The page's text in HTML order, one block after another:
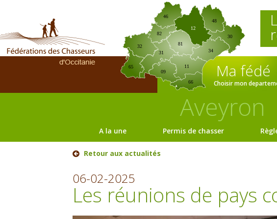
09
12
30
31
32
34
46
65
66
81
82
11
48
Ma fédé
Choisir mon
Aveyron
A la une Permis de chasser
Retour aux actualités
06-02-2025
Les réunions de pays